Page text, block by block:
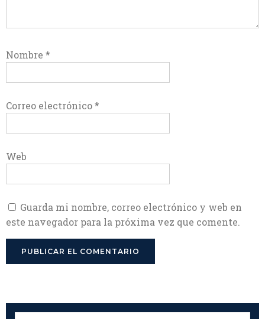
Nombre *
Correo electrónico*
Web
Guarda mi nombre, correo electrónico y web en
este navegador para la próxima vez que comente.